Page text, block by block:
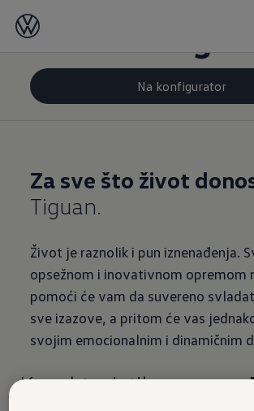
Na konfigurator
Za sve što život
Tiguan.
Život je raznolik i pun iznenađenja.
opsežnom i inovativnom opremom
pomoći će vam da suvereno
sve izazove, a pritom će vas
svojim emocionalnim i dinamičnim
Karakteristike novog